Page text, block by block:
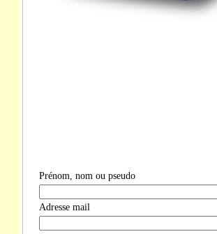
Prénom, nom ou pseudo
Adresse mail